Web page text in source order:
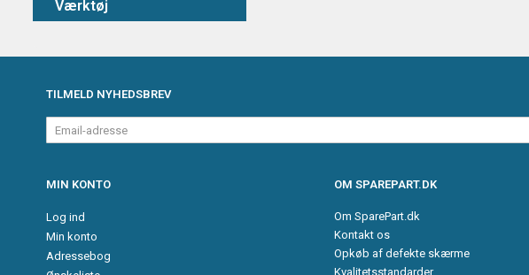
Værktøj
TILMELD NYHEDSBREV
Email-
adresse
MIN KONTO
Log ind
Min konto
Adressebog
OM SPAREPART.DK
Om SparePart.dk
Kontakt os
Opkøb af defekte skærme
Kvalitetsstandarder